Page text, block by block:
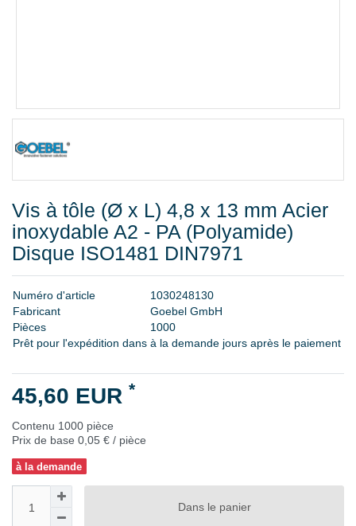
Vis à tôle (Ø x L) 4,8 x 13 mm Acier
inoxydable A2 - PA (Polyamide)
Disque ISO1481 DIN7971
Numéro d'article 1030248130
Fabricant Goebel GmbH
Pièces 1000
Prêt pour l'expédition dans à la demande jours après le paiement
45,60 EUR *
Contenu 1000 pièce
Prix de base 0,05 € / pièce
à la demande
Dans le panier